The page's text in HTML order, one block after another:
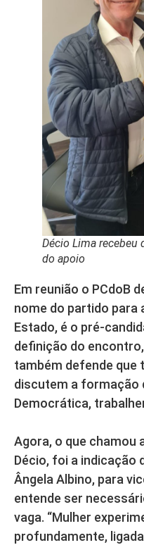
Décio Lima recebeu
do apoio
Em reunião o PCdoB
nome do partido para
Estado, é o pré-
definição do
também defende que
discutem a formação
Democrática,
Agora, o que chamou
Décio, foi a indicação
Ângela Albino, para
entende ser
vaga. “Mulher
profundamente,